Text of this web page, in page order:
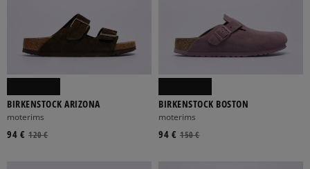
BIRKENSTOCK ARIZONA
moterims
120 €
94 €
BIRKENSTOCK BOSTON
moterims
150 €
94 €